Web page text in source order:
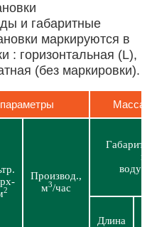
и габаритные
маркируются в
: горизонтальная (L),
(без маркировки).
Масса-
2
Производ.,
м3/час
Длина